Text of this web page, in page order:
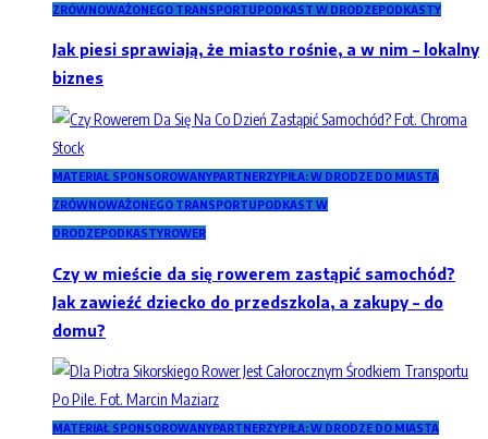
ZRÓWNOWAŻONEGO TRANSPORTUPODKAST W DRODZEPODKASTY
Jak piesi sprawiają, że miasto rośnie, a w nim – lokalny
biznes
MATERIAŁ SPONSOROWANYPARTNERZYPIŁA: W DRODZE DO MIASTA
ZRÓWNOWAŻONEGO TRANSPORTUPODKAST W
DRODZEPODKASTYROWER
Czy w mieście da się rowerem zastąpić samochód?
Jak zawieźć dziecko do przedszkola, a zakupy – do
domu?
MATERIAŁ SPONSOROWANYPARTNERZYPIŁA: W DRODZE DO MIASTA